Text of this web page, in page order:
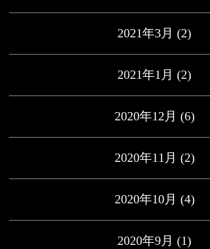
2021年3月 (2)
2021年1月 (2)
2020年12月 (6)
2020年11月 (2)
2020年10月 (4)
2020年9月 (1)